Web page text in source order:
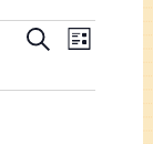
Events
SearchEvent
List